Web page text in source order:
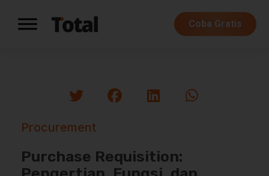
Coba Gratis
Procurement
Purchase Requisition: